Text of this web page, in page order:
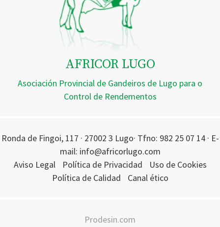
AFRICOR LUGO
Asociación Provincial de Gandeiros de Lugo para o
Control de Rendementos
Ronda de Fingoi, 117 · 27002 3 Lugo· Tfno: 982 25 07 14 · E-
mail: info@africorlugo.com
Aviso Legal
Política de Privacidad
Uso de Cookies
Política de Calidad
Canal ético
Prodesin.com